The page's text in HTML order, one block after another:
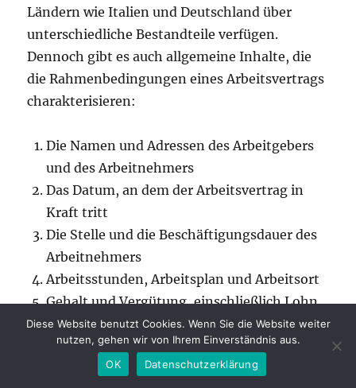
Ländern wie Italien und Deutschland über
unterschiedliche Bestandteile verfügen.
Dennoch gibt es auch allgemeine Inhalte, die
die Rahmenbedingungen eines Arbeitsvertrags
charakterisieren:
Die Namen und Adressen des Arbeitgebers
und des Arbeitnehmers
Das Datum, an dem der Arbeitsvertrag in
Kraft tritt
Die Stelle und die Beschäftigungsdauer des
Arbeitnehmers
Arbeitsstunden, Arbeitsplan und Arbeitsort
Gehalt und Vergütung, einschließlich Lohn,
Gehaltserhöhungen und Bonuszahlungen
Sozialleistungen, wie Urlaubstage,
Krankheitstage, Rentenversicherung und
Diese Website benutzt Cookies. Wenn Sie die Website weiter
nutzen, gehen wir von Ihrem Einverständnis aus.
OK
Datenschutzerklärung